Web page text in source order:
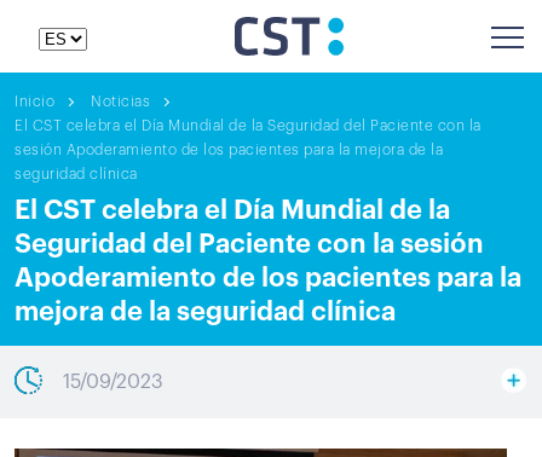
Inicio
Noticias
El CST celebra el Día Mundial de la Seguridad del Paciente con la
sesión Apoderamiento de los pacientes para la mejora de la
seguridad clínica
El CST celebra el Día Mundial de la
Seguridad del Paciente con la sesión
Apoderamiento de los pacientes para la
mejora de la seguridad clínica
15/09/2023